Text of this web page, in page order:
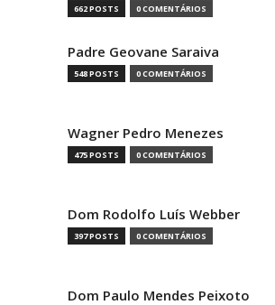
662 POSTS 0 COMENTÁRIOS
Padre Geovane Saraiva
548 POSTS 0 COMENTÁRIOS
Wagner Pedro Menezes
475 POSTS 0 COMENTÁRIOS
Dom Rodolfo Luís Webber
397 POSTS 0 COMENTÁRIOS
Dom Paulo Mendes Peixoto